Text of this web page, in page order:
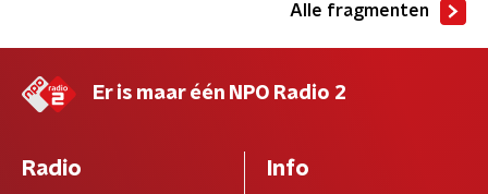
Alle fragmenten
Er is maar één NPO Radio 2
Radio Info